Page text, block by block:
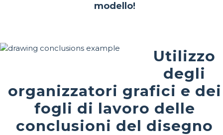
modello!
Utilizzo
degli
organizzatori grafici e dei
fogli di lavoro delle
conclusioni del disegno